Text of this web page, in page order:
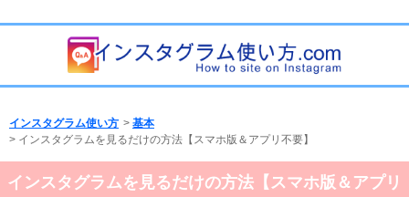
インスタグラム使い方 > 基本
> インスタグラムを見るだけの方法【スマホ版＆アプリ不要】
インスタグラムを見るだけの方法【スマホ版＆アプリ